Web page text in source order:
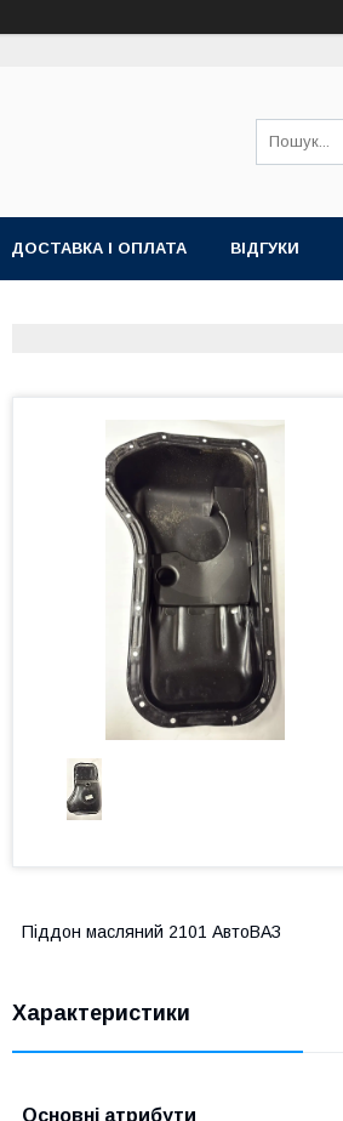
ДОСТАВКА І ОПЛАТА ВІДГУКИ
Піддон масляний 2101 АвтоВАЗ
Характеристики
Основні атрибути